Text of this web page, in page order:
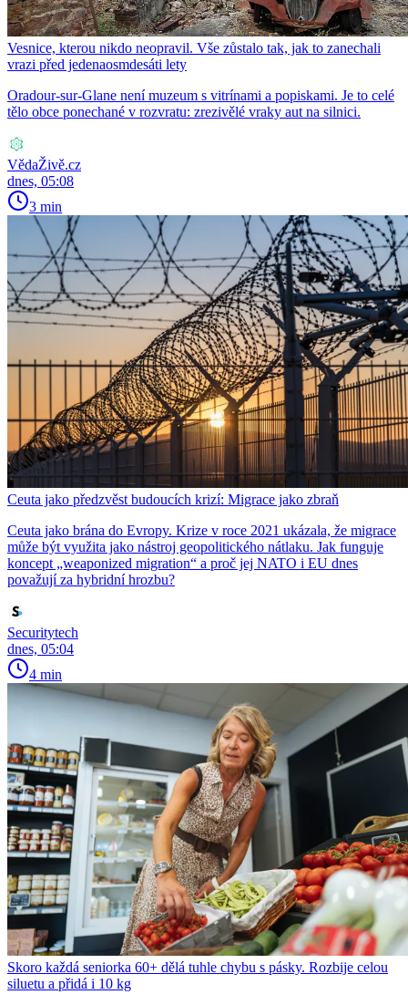
Vesnice, kterou nikdo neopravil. Vše zůstalo tak, jak to zanechali
vrazi před jedenaosmdesáti lety
Oradour-sur-Glane není muzeum s vitrínami a popiskami. Je to celé
tělo obce ponechané v rozvratu: zrezivělé vraky aut na silnici.
VědaŽivě.cz
dnes, 05:08
3 min
Ceuta jako předzvěst budoucích krizí: Migrace jako zbraň
Ceuta jako brána do Evropy. Krize v roce 2021 ukázala, že migrace
může být využita jako nástroj geopolitického nátlaku. Jak funguje
koncept „weaponized migration“ a proč jej NATO i EU dnes
považují za hybridní hrozbu?
Securitytech
dnes, 05:04
4 min
Skoro každá seniorka 60+ dělá tuhle chybu s pásky. Rozbije celou
siluetu a přidá i 10 kg